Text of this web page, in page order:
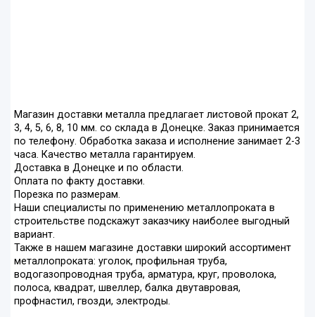
Магазин доставки металла предлагает листовой прокат 2,
3, 4, 5, 6, 8, 10 мм. со склада в Донецке. Заказ принимается
по телефону. Обработка заказа и исполнение занимает 2-3
часа. Качество металла гарантируем.
Доставка в Донецке и по области.
Оплата по факту доставки.
Порезка по размерам.
Наши специалисты по применению металлопроката в
строительстве подскажут заказчику наиболее выгодный
вариант.
Также в нашем магазине доставки широкий ассортимент
металлопроката: уголок, профильная труба,
водогазопроводная труба, арматура, круг, проволока,
полоса, квадрат, швеллер, балка двутавровая,
профнастил, гвозди, электроды.